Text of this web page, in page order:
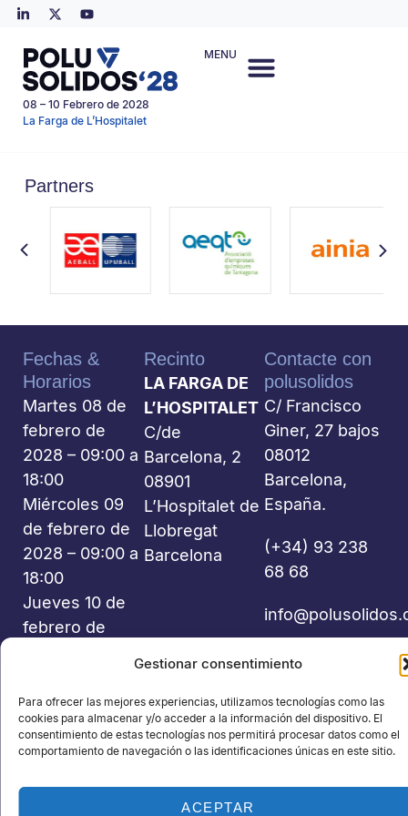
Gestionar consentimiento
Para ofrecer las mejores experiencias, utilizamos tecnologías como las
cookies para almacenar y/o acceder a la información del dispositivo. El
consentimiento de estas tecnologías nos permitirá procesar datos como el
comportamiento de navegación o las identificaciones únicas en este sitio.
ACEPTAR
08 – 10 Febrero de 2028
La Farga de L’Hospitalet
MENU
Partners
Fechas &
Horarios
Martes 08 de
febrero de
2028 – 09:00 a
18:00
Miércoles 09
de febrero de
2028 – 09:00 a
18:00
Jueves 10 de
febrero de
Recinto
LA FARGA DE
L’HOSPITALET
C/de
Barcelona, 2
08901
L’Hospitalet de
Llobregat
Barcelona
Contacte con
polusolidos
C/ Francisco
Giner, 27 bajos
08012
Barcelona,
España.
(+34) 93 238
68 68
©2026 Polusolidos® - Todos los derechos reservados -
Organiza: PROFEI SL – NIF: B60035490 – Registro Mercantil: